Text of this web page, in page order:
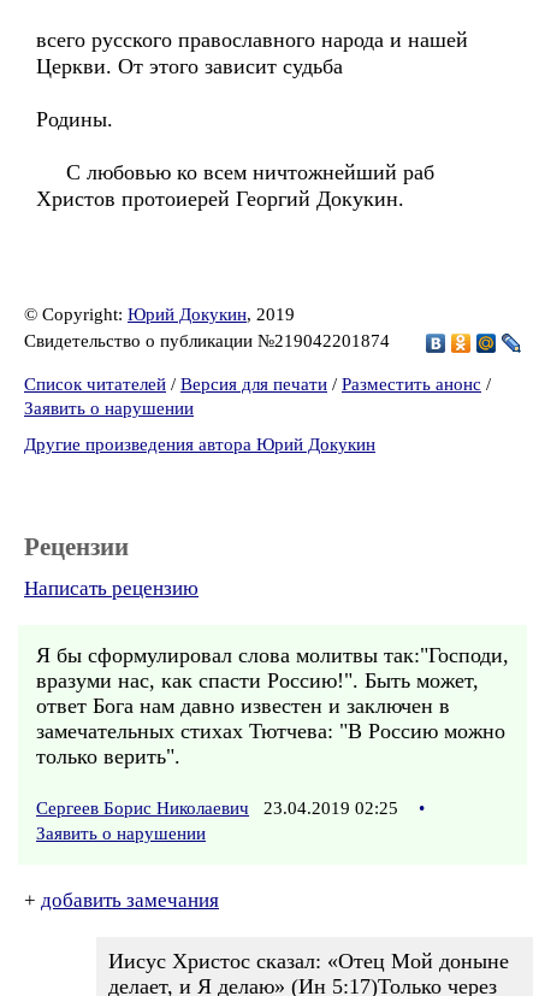
всего русского православного народа и нашей
Церкви. От этого зависит судьба
Родины.
С любовью ко всем ничтожнейший раб
Христов протоиерей Георгий Докукин.
© Copyright: Юрий Докукин, 2019
Свидетельство о публикации №219042201874
Список читателей / Версия для печати / Разместить анонс /
Заявить о нарушении
Другие произведения автора Юрий Докукин
Рецензии
Написать рецензию
Я бы сформулировал слова молитвы так:"Господи,
вразуми нас, как спасти Россию!". Быть может,
ответ Бога нам давно известен и заключен в
замечательных стихах Тютчева: "В Россию можно
только верить".
Сергеев Борис Николаевич 23.04.2019 02:25
•
Заявить о нарушении
+ добавить замечания
Иисус Христос сказал: «Отец Мой доныне
делает, и Я делаю» (Ин 5:17)Только через